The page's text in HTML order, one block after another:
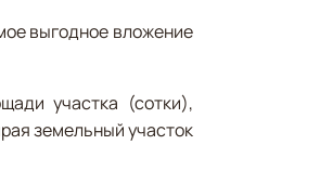
выгодное вложение
участка (сотки),
земельный участок